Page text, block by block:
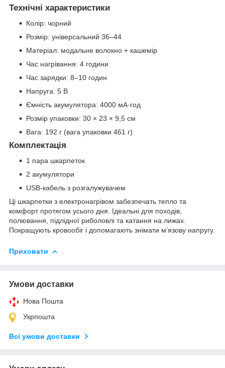
Технічні характеристики
Колір: чорний
Розмір: універсальний 36–44
Матеріал: модальне волокно + кашемір
Час нагрівання: 4 години
Час зарядки: 8–10 годин
Напруга: 5 В
Ємність акумулятора: 4000 мА·год
Розмір упаковки: 30 × 23 × 9,5 см
Вага: 192 г (вага упаковки 461 г)
Комплектація
1 пара шкарпеток
2 акумулятори
USB-кабель з розгалужувачем
Ці шкарпетки з електронагрівом забезпечать тепло та
комфорт протягом усього дня. Ідеальні для походів,
полювання, підлідної риболовлі та катання на лижах.
Покращують кровообіг і допомагають знімати м’язову напругу.
Приховати
Умови доставки
Нова Пошта
Укрпошта
Всі умови доставки